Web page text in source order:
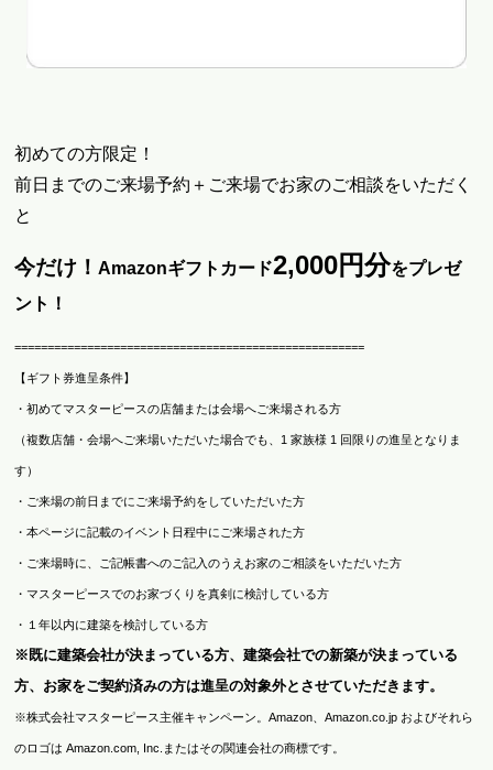
初めての方限定！
前日までのご来場予約＋ご来場でお家のご相談をいただく
と
今だけ！Amazonギフトカード2,000円分をプレゼ
ント！
=====================================================
【ギフト券進呈条件】
・初めてマスターピースの店舗または会場へご来場される方
（複数店舗・会場へご来場いただいた場合でも、1 家族様 1 回限りの進呈となりま
す）
・ご来場の前日までにご来場予約をしていただいた方
・本ページに記載のイベント日程中にご来場された方
・ご来場時に、ご記帳書へのご記入のうえお家のご相談をいただいた方
・マスターピースでのお家づくりを真剣に検討している方
・１年以内に建築を検討している方
※既に建築会社が決まっている方、建築会社での新築が決まっている
方、お家をご契約済みの方は進呈の対象外とさせていただきます。
※株式会社マスターピース主催キャンペーン。Amazon、Amazon.co.jp およびそれら
のロゴは Amazon.com, Inc.またはその関連会社の商標です。